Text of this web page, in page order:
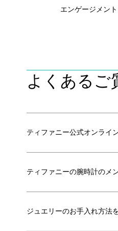
エンゲージメン
よくあるご
ティファニー公式オンライ
ティファニーの腕時計のメ
ジュエリーのお手入れ方法